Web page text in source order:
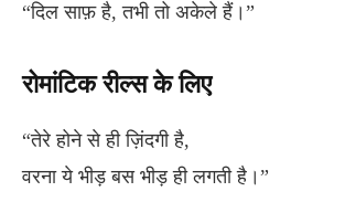
“दिल साफ़ है, तभी तो अकेले हैं।”
रोमांटिक रील्स के लिए
“तेरे होने से ही ज़िंदगी है,
वरना ये भीड़ बस भीड़ ही लगती है।”